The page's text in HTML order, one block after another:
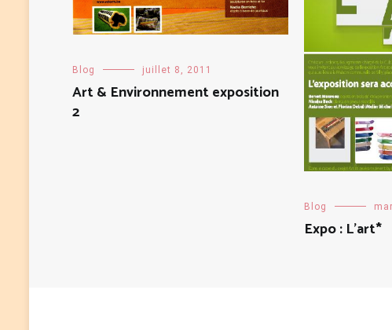
Blog juillet 8, 2011
Art & Environnement exposition
2
Blog
Expo : L’art*